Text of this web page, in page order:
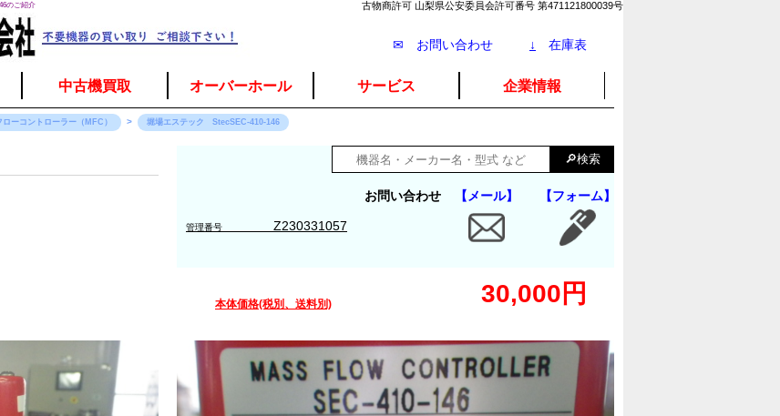
のご紹介 古物商許可 山梨県公安委員会許可番号 第471121800039号
✉ お問い合わせ ↓ 在庫表
中古機買取 オーバーホール サービス 企業情報
ローコントローラー（MFC） 堀場エステック StecSEC-410-146
お問い合わせ 【メール】 【フォーム】
管理番号 Z230331057
本体価格(税別、送料別) 30,000円